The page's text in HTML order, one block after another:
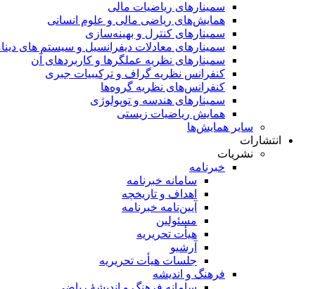
سمینار‌های ریاضیات مالی
همایش‌های ریاضی مالی و علوم انسانی
سمینارهای کنترل و بهینه‌سازی
سمینارهای معادلات دیفرانسیل و سیستم های
سمینار‌های نظریه عملگرها و کاربردهای آن
کنفرانس نظریه گراف و ترکیبیات جبری
کنفرانس‌های نظریه گروه‌ها
سمینار‌های هندسه و توپولوژی
همایش ریاضیات زیستی
سایر همایش‌ها
انتشارات
نشریات
خبرنامه
سامانه خبرنامه
اهداف و تاریخچه
آیین‌نامه خبرنامه
مسئولین
هیأت تحریریه
آرشیو
جلسات هیأت تحریریه
فرهنگ و اندیشه